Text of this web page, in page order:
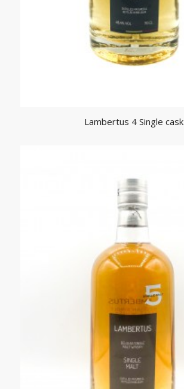
Lambertus 4 Single cask